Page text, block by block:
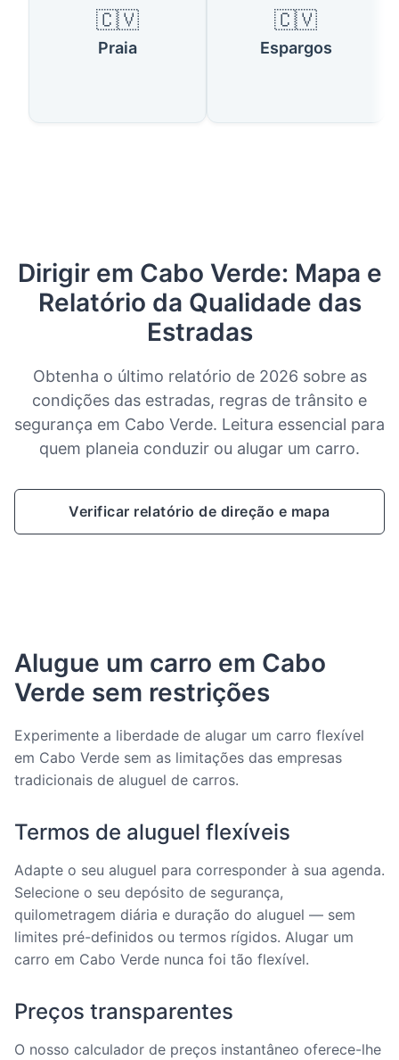
🇨🇻
Praia
🇨🇻
Espargos
Dirigir em Cabo Verde: Mapa e
Relatório da Qualidade das
Estradas
Obtenha o último relatório de 2026 sobre as
condições das estradas, regras de trânsito e
segurança em Cabo Verde. Leitura essencial para
quem planeia conduzir ou alugar um carro.
Verificar relatório de direção e mapa
Alugue um carro em Cabo
Verde sem restrições
Experimente a liberdade de alugar um carro flexível
em Cabo Verde sem as limitações das empresas
tradicionais de aluguel de carros.
Termos de aluguel flexíveis
Adapte o seu aluguel para corresponder à sua agenda.
Selecione o seu depósito de segurança,
quilometragem diária e duração do aluguel — sem
limites pré-definidos ou termos rígidos. Alugar um
carro em Cabo Verde nunca foi tão flexível.
Preços transparentes
O nosso calculador de preços instantâneo oferece-lhe